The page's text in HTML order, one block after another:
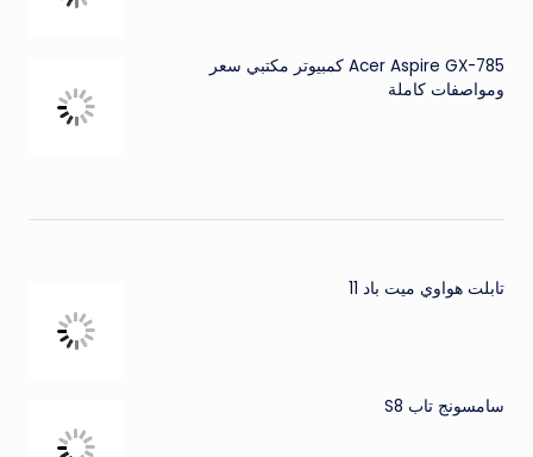
Acer Aspire GX-785 كمبيوتر مكتبي سعر
ومواصفات كاملة
تابلت هواوي ميت باد 11
سامسونج تاب S8